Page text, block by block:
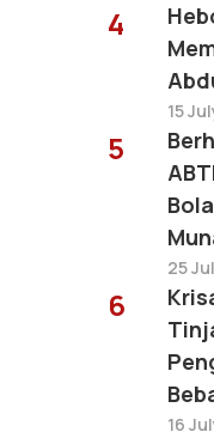
4
15
5
25
6
16